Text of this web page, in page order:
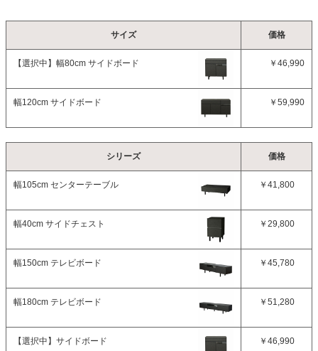
サイズ 価格
【選択中】 幅80cm サイドボード ￥46,990
幅120cm サイドボード ￥59,990
シリーズ 価格
幅105cm センターテーブル ￥41,800
幅40cm サイドチェスト ￥29,800
幅150cm テレビボード ￥45,780
幅180cm テレビボード ￥51,280
【選択中】 サイドボード ￥46,990